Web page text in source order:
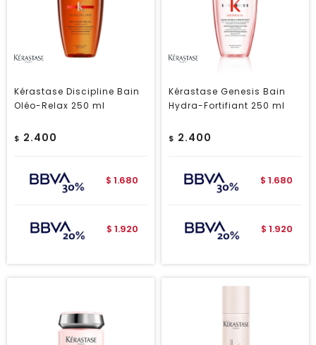
Kérastase Discipline Bain
Oléo-Relax 250 ml
$ 2.400
$ 1.680
$ 1.920
Kérastase Genesis Bain
Hydra-Fortifiant 250 ml
$ 2.400
$ 1.680
$ 1.920